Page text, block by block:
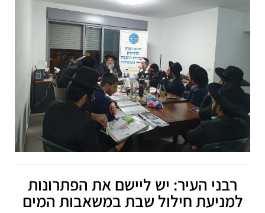
רבני העיר: יש ליישם את הפתרונות
למניעת חילול שבת במשאבות המים